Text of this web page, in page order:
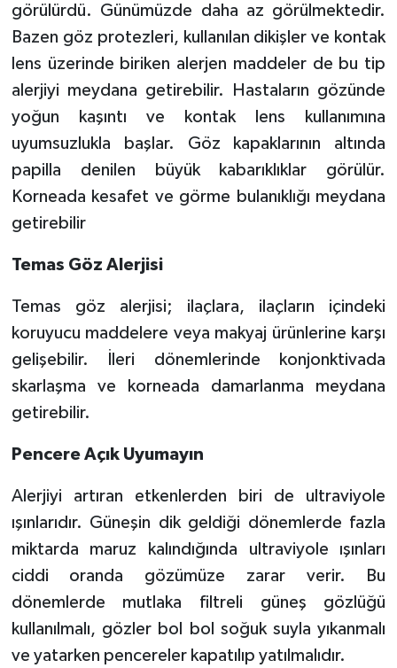
görülürdü. Günümüzde daha az görülmektedir.
Bazen göz protezleri, kullanılan dikişler ve kontak
lens üzerinde biriken alerjen maddeler de bu tip
alerjiyi meydana getirebilir. Hastaların gözünde
yoğun kaşıntı ve kontak lens kullanımına
uyumsuzlukla başlar. Göz kapaklarının altında
papilla denilen büyük kabarıklıklar görülür.
Korneada kesafet ve görme bulanıklığı meydana
getirebilir
Temas Göz Alerjisi
Temas göz alerjisi; ilaçlara, ilaçların içindeki
koruyucu maddelere veya makyaj ürünlerine karşı
gelişebilir. İleri dönemlerinde konjonktivada
skarlaşma ve korneada damarlanma meydana
getirebilir.
Pencere Açık Uyumayın
Alerjiyi artıran etkenlerden biri de ultraviyole
ışınlarıdır. Güneşin dik geldiği dönemlerde fazla
miktarda maruz kalındığında ultraviyole ışınları
ciddi oranda gözümüze zarar verir. Bu
dönemlerde mutlaka filtreli güneş gözlüğü
kullanılmalı, gözler bol bol soğuk suyla yıkanmalı
ve yatarken pencereler kapatılıp yatılmalıdır.